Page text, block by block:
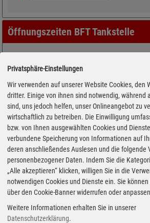
Öffnungszeiten BFT Tankstelle
Privatsphäre-Einstellungen
Wir verwenden auf unserer Website Cookies, den
dritter. Einige von ihnen sind notwendig, während
sind, uns jedoch helfen, unser Onlineangebot zu
wirtschaftlich zu betreiben. Die Einwilligung
bzw. von Ihnen ausgewählten Cookies und
verbundene Speicherung von Informationen auf
deren anschließendes Auslesen und die folgende
personenbezogener Daten. Indem Sie die
„Alle akzeptieren“ klicken, willigen Sie in die
notwendigen Cookies und Dienste ein. Sie
über den Cookie-Banner widerrufen oder
Weitere Informationen erhalten Sie in unserer
Datenschutzerklärung.